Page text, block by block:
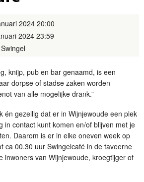
2024 20:00
2024 23:59
knijp, pub en bar genaamd, is een
dorpse of stadse zaken worden
van alle mogelijke drank.”
én gezellig dat er in Wijnjewoude een plek
in contact kunt komen en/of blijven met je
Daarom is er in elke oneven week op
ca 00.30 uur Swingelcafé in de taveerne
inwoners van Wijnjewoude, kroegtijger of